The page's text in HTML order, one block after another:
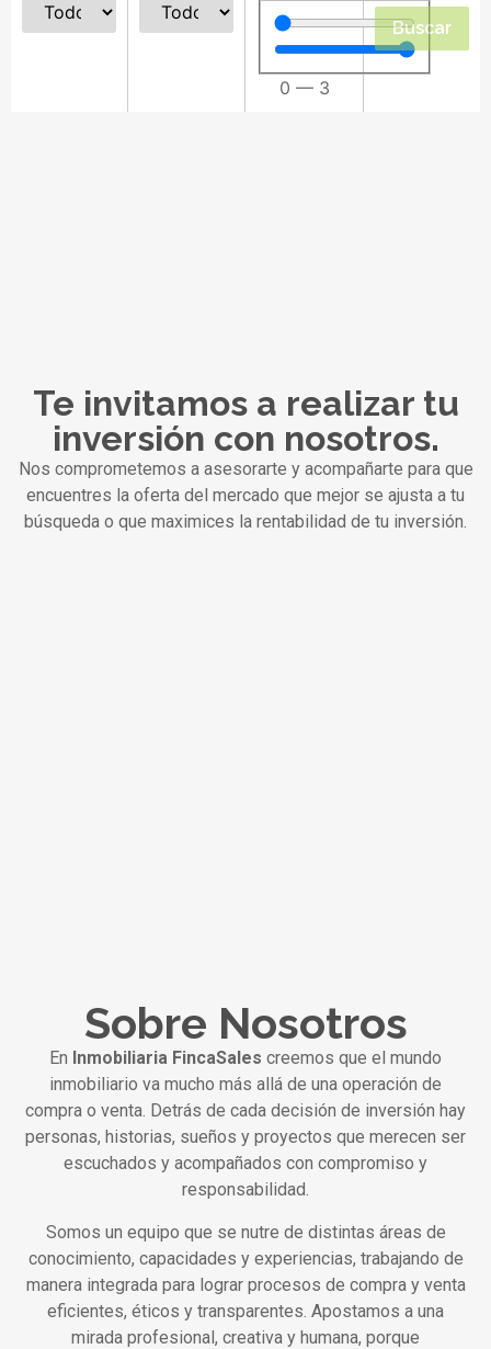
0 — 3
Buscar
Te invitamos a realizar tu
inversión con nosotros.
Nos comprometemos a asesorarte y acompañarte para que
encuentres la oferta del mercado que mejor se ajusta a tu
búsqueda o que maximices la rentabilidad de tu inversión.
Sobre Nosotros
En Inmobiliaria FincaSales creemos que el mundo
inmobiliario va mucho más allá de una operación de
compra o venta. Detrás de cada decisión de inversión hay
personas, historias, sueños y proyectos que merecen ser
escuchados y acompañados con compromiso y
responsabilidad.
Somos un equipo que se nutre de distintas áreas de
conocimiento, capacidades y experiencias, trabajando de
manera integrada para lograr procesos de compra y venta
eficientes, éticos y transparentes. Apostamos a una
mirada profesional, creativa y humana, porque